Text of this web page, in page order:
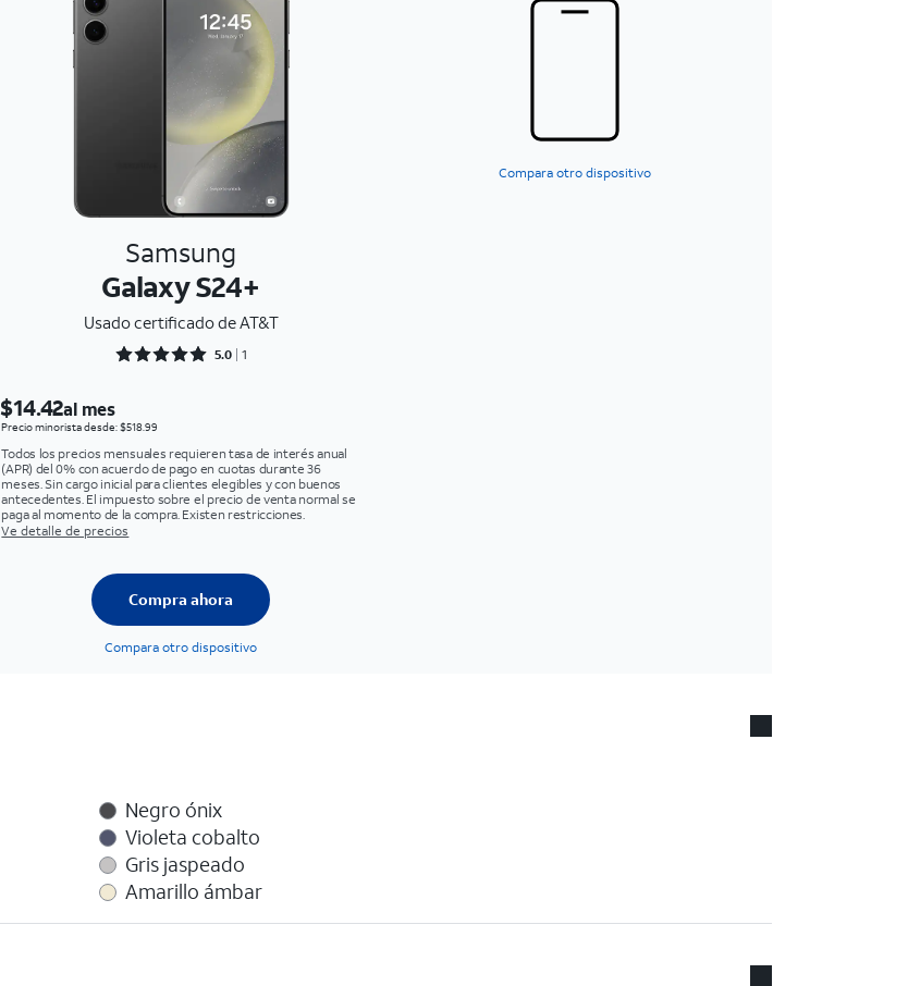
Compara otro dispositivo
Samsung
Galaxy S24+
Usado certificado de AT&T
Rated 5 out of 5
5.0 1
$14.42al mes
Precio minorista desde: $518.99
Todos los precios mensuales requieren tasa de interés anual
(APR) del 0% con acuerdo de pago en cuotas durante 36
meses. Sin cargo inicial para clientes elegibles y con buenos
antecedentes. El impuesto sobre el precio de venta normal se
paga al momento de la compra. Existen restricciones.
Ve detalle de precios
Compra ahora
Compara otro dispositivo
Negro ónix
Violeta cobalto
Gris jaspeado
Amarillo ámbar